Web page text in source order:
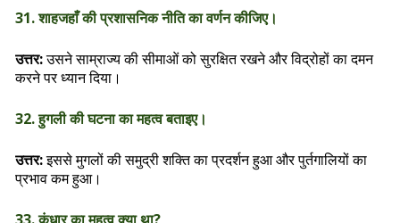
31. शाहजहाँ की प्रशासनिक नीति का वर्णन कीजिए।
उत्तर:उसने साम्राज्य की सीमाओं को सुरक्षित रखने और विद्रोहों का दमन
करने पर ध्यान दिया।
32. हुगली की घटना का महत्व बताइए।
उत्तर:इससे मुगलों की समुद्री शक्ति का प्रदर्शन हुआ और पुर्तगालियों का
प्रभाव कम हुआ।